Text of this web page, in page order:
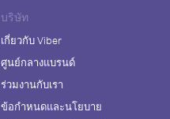
บริษัท
เกี่ยวกับ Viber
ศูนย์กลางแบรนด์
ร่วมงานกับเรา
ข้อกำหนดและนโยบาย